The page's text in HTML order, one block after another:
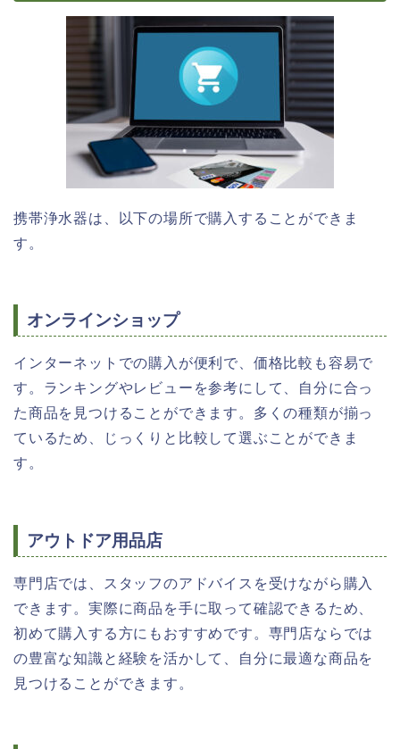
携帯浄水器は、以下の場所で購入することができま
す。
オンラインショップ
インターネットでの購入が便利で、価格比較も容易で
す。ランキングやレビューを参考にして、自分に合っ
た商品を見つけることができます。多くの種類が揃っ
ているため、じっくりと比較して選ぶことができま
す。
アウトドア用品店
専門店では、スタッフのアドバイスを受けながら購入
できます。実際に商品を手に取って確認できるため、
初めて購入する方にもおすすめです。専門店ならでは
の豊富な知識と経験を活かして、自分に最適な商品を
見つけることができます。